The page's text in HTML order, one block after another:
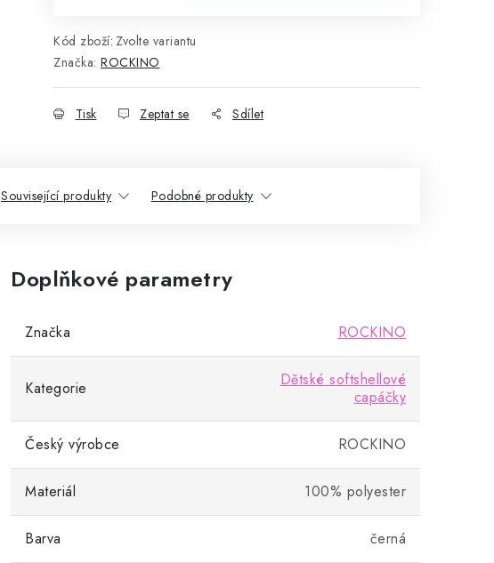
Kód zboží: Zvolte variantu
Značka: ROCKINO
Tisk Zeptat se Sdílet
Související produkty Podobné produkty
Doplňkové parametry
Značka ROCKINO
Kategorie
Dětské softshellové
capáčky
Český výrobce ROCKINO
Materiál 100% polyester
Barva černá